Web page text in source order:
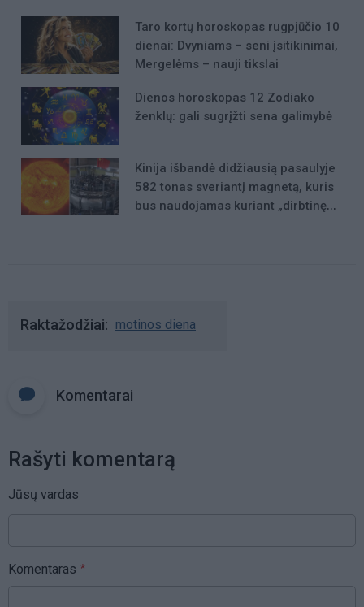
Taro kortų horoskopas rugpjūčio 10
dienai: Dvyniams – seni įsitikinimai,
Mergelėms – nauji tikslai
Dienos horoskopas 12 Zodiako
ženklų: gali sugrįžti sena galimybė
Kinija išbandė didžiausią pasaulyje
582 tonas sveriantį magnetą, kuris
bus naudojamas kuriant „dirbtinę
Raktažodžiai motinos diena
Komentarai
Rašyti komentarą
Jūsų vardas
Komentaras